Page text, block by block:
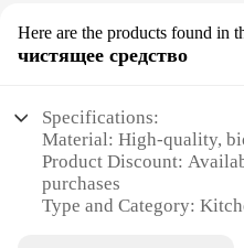
Here are the products found in
чистящее средство
Specifications:
Material: High-quality,
Product Discount:
purchases
Type and Category: